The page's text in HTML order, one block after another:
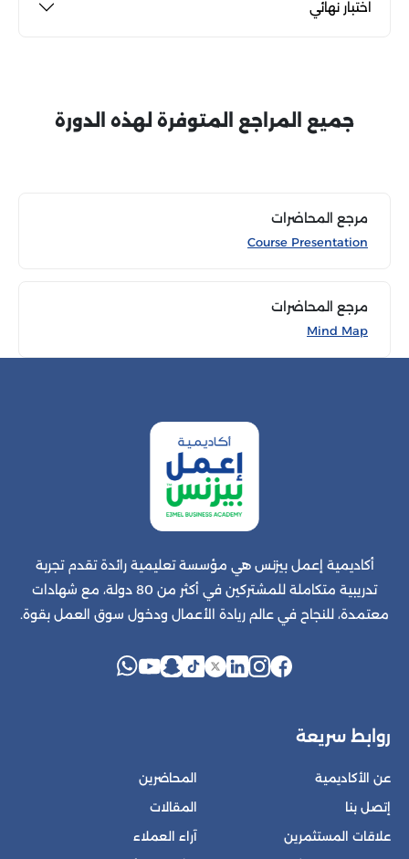
اختبار نهائي
جميع المراجع المتوفرة لهذه الدورة
مرجع المحاضرات
Course Presentation
مرجع المحاضرات
Mind Map
أكاديمية إعمل بيزنس هي مؤسسة تعليمية رائدة تقدم تجربة
تدريبية متكاملة للمشتركين في أكثر من 80 دولة، مع شهادات
معتمدة، للنجاح في عالم ريادة الأعمال ودخول سوق العمل بقوة.
روابط سريعة
عن الأكاديمية
إتصل بنا
علاقات المستثمرين
المحاضرين
المقالات
آراء العملاء